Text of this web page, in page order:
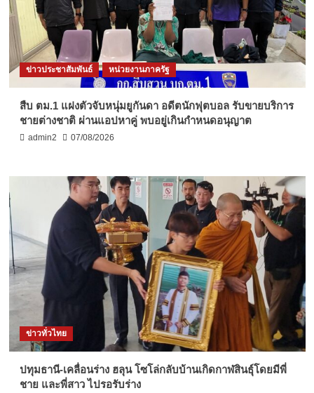
ข่าวประชาสัมพันธ์ หน่วยงานภาครัฐ
สืบ ตม.1 แฝงตัวจับหนุ่มยูกันดา อดีตนักฟุตบอล รับขายบริการ
ชายต่างชาติ ผ่านแอปหาคู่ พบอยู่เกินกำหนดอนุญาต
admin2 07/08/2026
ข่าวทั่วไทย
ปทุมธานี-เคลื่อนร่าง ฮลุน โซโล่กลับบ้านเกิดกาฬสินธุ์โดยมีพี่
ชาย และพี่สาว ไปรอรับร่าง